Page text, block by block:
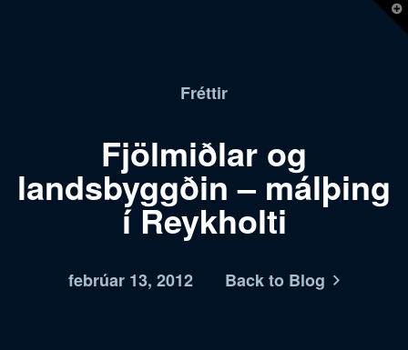
Fréttir
Fjölmiðlar og
landsbyggðin – málþing
í Reykholti
febrúar 13, 2012 Back to Blog